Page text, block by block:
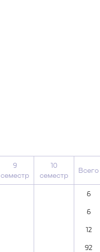
9
семестр
10
семестр
Всего
6
6
12
92